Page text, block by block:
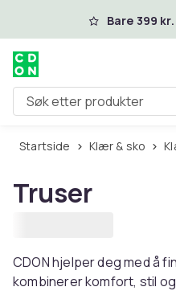
Hopp til hovedinnhold
Bare 399
Søk etter produkter
Startside Klær & sko
Truser
CDON hjelper deg med å
kombinerer komfort, stil